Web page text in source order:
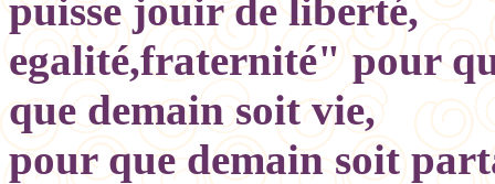
puisse jouir de liberté,
egalité,fraternité" pour
que demain soit vie,
pour que demain soit